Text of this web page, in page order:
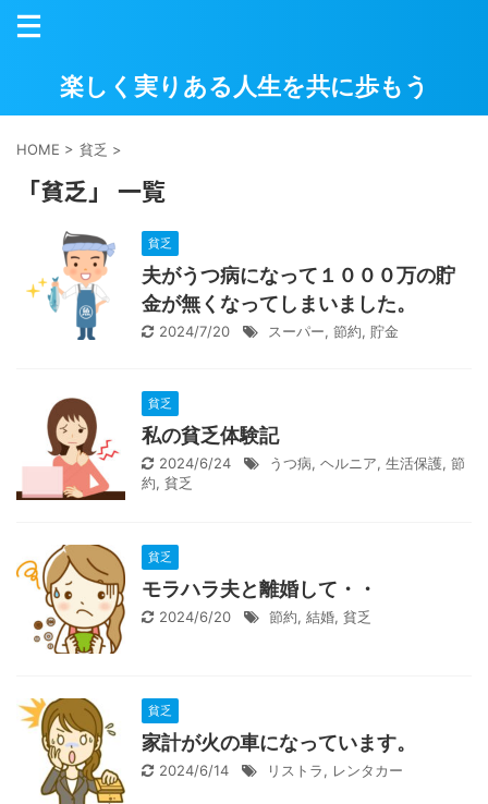
楽しく実りある人生を共に歩もう
HOME > 貧乏 >
「貧乏」 一覧
貧乏
夫がうつ病になって１０００万の貯
金が無くなってしまいました。
2024/7/20 スーパー, 節約, 貯金
貧乏
私の貧乏体験記
2024/6/24 うつ病, ヘルニア, 生活保護, 節
約, 貧乏
貧乏
モラハラ夫と離婚して・・
2024/6/20 節約, 結婚, 貧乏
貧乏
家計が火の車になっています。
2024/6/14 リストラ, レンタカー